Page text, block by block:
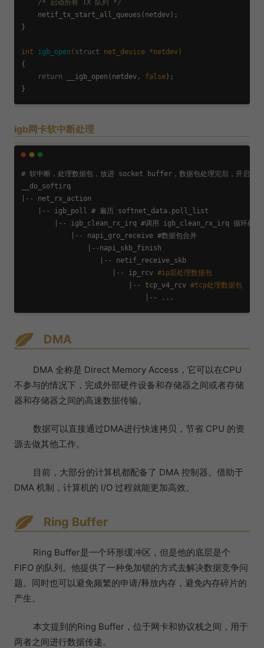
/* 启动所有 TX 队列 */
netif_tx_start_all_queues(netdev);
}
int igb_open ( struct net_device *netdev)
{
return __igb_open(netdev, false);
igb网卡软中断处理
# 软中断，处理数据包，放进 socket buffer，数据包处理完后，开启硬
__do_softirq
|-- net_rx_action
|-- igb_poll # 遍历 softnet_data.poll_list
|-- igb_clean_rx_irq #调用 igb_clean_rx_irq 循环处理数
|-- napi_gro_receive #数据包合并
|--napi_skb_finish
|-- netif_receive_skb
|-- ip_rcv #ip层处理数据包
|-- tcp_v4_rcv #tcp处理数据包
DMA
DMA 全称是 Direct Memory Access，它可以在CPU
不参与的情况下，完成外部硬件设备和存储器之间或者存储
器和存储器之间的高速数据传输。
数据可以直接通过DMA进行快速拷贝，节省 CPU 的资
源去做其他工作。
目前，大部分的计算机都配备了 DMA 控制器。借助于
DMA 机制，计算机的 I/O 过程就能更加高效。
Ring Buffer
Ring Buffer是一个环形缓冲区，但是他的底层是个
FIFO 的队列。他提供了一种免加锁的方式去解决数据竞争问
题。同时也可以避免频繁的申请/释放内存，避免内存碎片的
产生。
本文提到的Ring Buffer，位于网卡和协议栈之间，用于
两者之间进行数据传递。